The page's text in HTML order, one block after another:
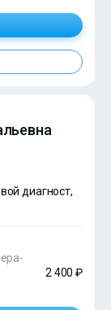
диагност,
2 400 ₽